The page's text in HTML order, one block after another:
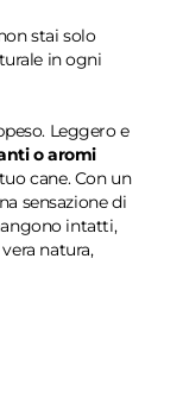
stai solo
in ogni
Leggero e
o aromi
cane. Con un
sensazione di
intatti,
natura,